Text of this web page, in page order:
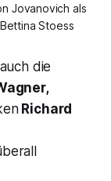
Jovanovich als
Stoess
die
Richard